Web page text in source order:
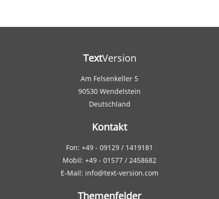
TextVersion
Am Felsenkeller 5
90530 Wendelstein
Deutschland
Kontakt
Fon: +49 - 09129 / 1419181
Mobil: +49 - 01577 / 2458682
E-Mail: info@text-version.com
Themenfelder